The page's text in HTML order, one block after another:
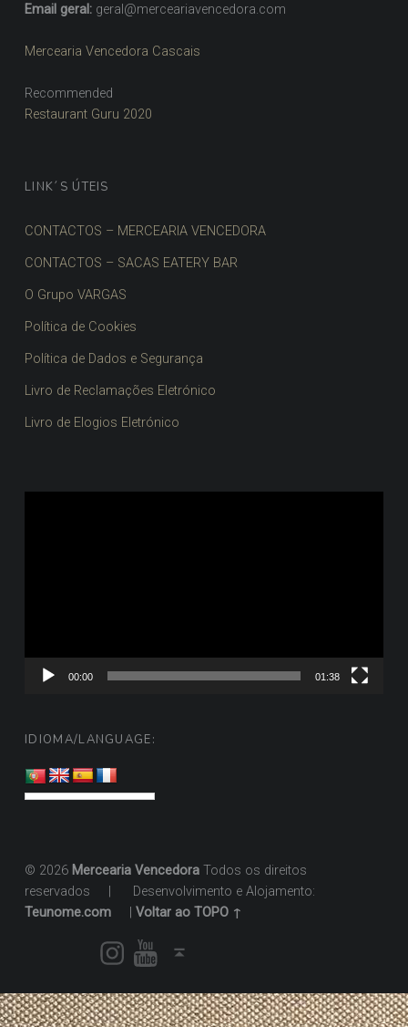
Email geral: geral@merceariavencedora.com
Mercearia Vencedora Cascais
Recommended
Restaurant Guru 2020
LINK´S ÚTEIS
CONTACTOS – MERCEARIA VENCEDORA
CONTACTOS – SACAS EATERY BAR
O Grupo VARGAS
Política de Cookies
Política de Dados e Segurança
Livro de Reclamações Eletrónico
Livro de Elogios Eletrónico
00:00 01:38
IDIOMA/LANGUAGE:
© 2026 Mercearia VencedoraTodos os direitos
reservados
Desenvolvimento e Alojamento:
Teunome.com
Voltar ao TOPO ↑
InstagramYoutube